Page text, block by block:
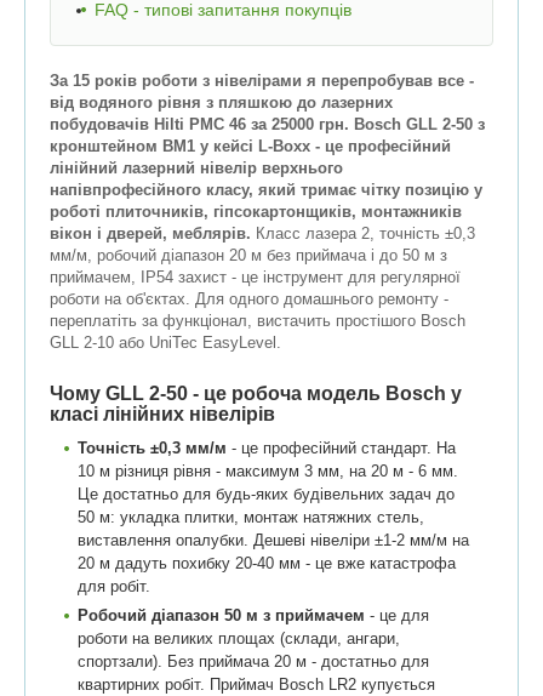
FAQ - типові запитання покупців
За 15 років роботи з нівелірами я перепробував все -
від водяного рівня з пляшкою до лазерних
побудовачів Hilti PMC 46 за 25000 грн. Bosch GLL 2-50 з
кронштейном BM1 у кейсі L-Boxx - це професійний
лінійний лазерний нівелір верхнього
напівпрофесійного класу, який тримає чітку позицію у
роботі плиточників, гіпсокартонщиків, монтажників
вікон і дверей, меблярів. Класс лазера 2, точність ±0,3
мм/м, робочий діапазон 20 м без приймача і до 50 м з
приймачем, IP54 захист - це інструмент для регулярної
роботи на об'єктах. Для одного домашнього ремонту -
переплатіть за функціонал, вистачить простішого Bosch
GLL 2-10 або UniTec EasyLevel.
Чому GLL 2-50 - це робоча модель Bosch у
класі лінійних нівелірів
Точність ±0,3 мм/м - це професійний стандарт. На
10 м різниця рівня - максимум 3 мм, на 20 м - 6 мм.
Це достатньо для будь-яких будівельних задач до
50 м: укладка плитки, монтаж натяжних стель,
виставлення опалубки. Дешеві нівеліри ±1-2 мм/м на
20 м дадуть похибку 20-40 мм - це вже катастрофа
для робіт.
Робочий діапазон 50 м з приймачем - це для
роботи на великих площах (склади, ангари,
спортзали). Без приймача 20 м - достатньо для
квартирних робіт. Приймач Bosch LR2 купується